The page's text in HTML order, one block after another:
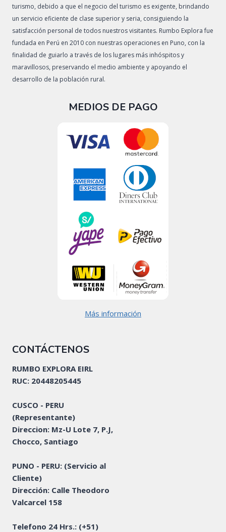
turismo, debido a que el negocio del turismo es exigente, brindando
un servicio eficiente de clase superior y seria, consiguiendo la
satisfacción personal de todos nuestros visitantes. Rumbo Explora fue
fundada en Perú en 2010 con nuestras operaciones en Puno, con la
finalidad de guiarlo a través de los lugares más inhóspitos y
maravillosos, preservando el medio ambiente y apoyando el
desarrollo de la población rural.
MEDIOS DE PAGO
Más información
CONTÁCTENOS
RUMBO EXPLORA EIRL
RUC: 20448205445
CUSCO - PERU
(Representante)
Direccion: Mz-U Lote 7, P.J,
Chocco, Santiago
PUNO - PERU: (Servicio al
Cliente)
Dirección: Calle Theodoro
Valcarcel 158
Telefono 24 Hrs.: (+51)